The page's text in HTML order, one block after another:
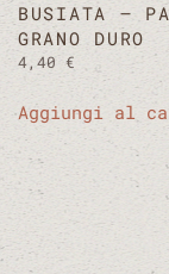
BUSIATA –
GRANO DURO
4,40 €
Aggiungi al